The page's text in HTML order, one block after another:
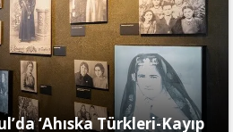
‘Ahıska Türkleri-Kayıp